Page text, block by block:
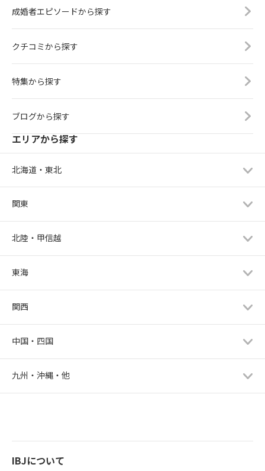
成婚者エピソードから探す
クチコミから探す
特集から探す
ブログから探す
エリアから探す
北海道・東北
関東
北陸・甲信越
東海
関西
中国・四国
九州・沖縄・他
IBJについて